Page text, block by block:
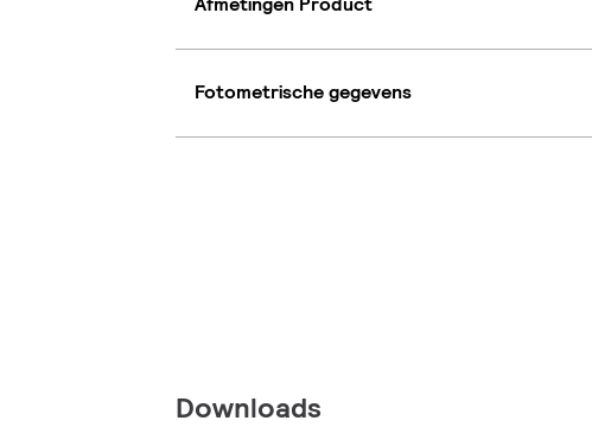
Fotometrische gegevens
Downloads